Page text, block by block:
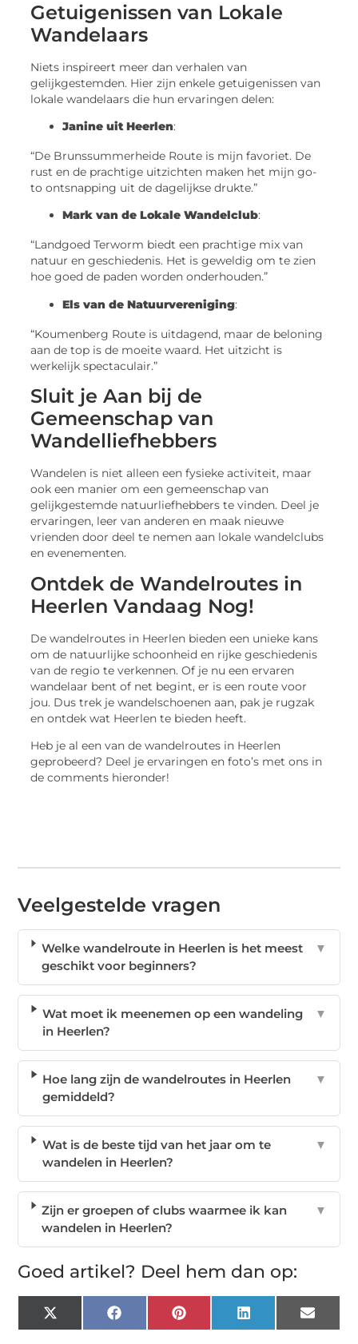
Getuigenissen van Lokale
Wandelaars
Niets inspireert meer dan verhalen van
gelijkgestemden. Hier zijn enkele getuigenissen van
lokale wandelaars die hun ervaringen delen:
Janine uit Heerlen:
“De Brunssummerheide Route is mijn favoriet. De
rust en de prachtige uitzichten maken het mijn go-
to ontsnapping uit de dagelijkse drukte.”
Mark van de Lokale Wandelclub:
“Landgoed Terworm biedt een prachtige mix van
natuur en geschiedenis. Het is geweldig om te zien
hoe goed de paden worden onderhouden.”
Els van de Natuurvereniging:
“Koumenberg Route is uitdagend, maar de beloning
aan de top is de moeite waard. Het uitzicht is
werkelijk spectaculair.”
Sluit je Aan bij de
Gemeenschap van
Wandelliefhebbers
Wandelen is niet alleen een fysieke activiteit, maar
ook een manier om een gemeenschap van
gelijkgestemde natuurliefhebbers te vinden. Deel je
ervaringen, leer van anderen en maak nieuwe
vrienden door deel te nemen aan lokale wandelclubs
en evenementen.
Ontdek de Wandelroutes in
Heerlen Vandaag Nog!
De wandelroutes in Heerlen bieden een unieke kans
om de natuurlijke schoonheid en rijke geschiedenis
van de regio te verkennen. Of je nu een ervaren
wandelaar bent of net begint, er is een route voor
jou. Dus trek je wandelschoenen aan, pak je rugzak
en ontdek wat Heerlen te bieden heeft.
Heb je al een van de wandelroutes in Heerlen
geprobeerd? Deel je ervaringen en foto’s met ons in
de comments hieronder!
Veelgestelde vragen
Welke wandelroute in Heerlen is het meest
geschikt voor beginners?
▼
Wat moet ik meenemen op een wandeling
in Heerlen?
▼
Hoe lang zijn de wandelroutes in Heerlen
gemiddeld?
▼
Wat is de beste tijd van het jaar om te
wandelen in Heerlen?
▼
Zijn er groepen of clubs waarmee ik kan
wandelen in Heerlen?
▼
Goed artikel? Deel hem dan op:
X
(Twitter)
FacebookPinterest LinkedIn Email